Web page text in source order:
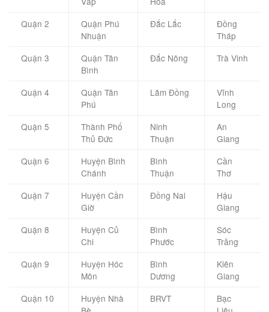
Quận 2
Quận Phú
Nhuận
Đắc Lắc
Đồng
Tháp
Quận 3
Quận Tân
Bình
Đắc Nông Trà Vinh
Quận 4
Quận Tân
Phú
Lâm Đồng
Vĩnh
Long
Quận 5
Thành Phố
Thủ Đức
Ninh
Thuận
An
Giang
Quận 6
Huyện Bình
Chánh
Bình
Thuận
Cần
Thơ
Quận 7
Huyện Cần
Giờ
Đồng Nai
Hậu
Giang
Quận 8
Huyện Củ
Chi
Bình
Phước
Sóc
Trăng
Quận 9
Huyện Hóc
Môn
Bình
Dương
Kiên
Giang
Quận 10
Huyện Nhà
BRVT
Bạc